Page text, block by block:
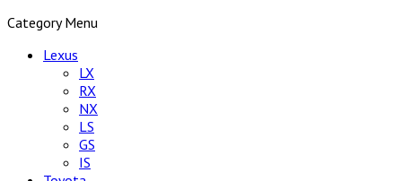
Category Menu
Lexus
LX
RX
NX
LS
GS
IS